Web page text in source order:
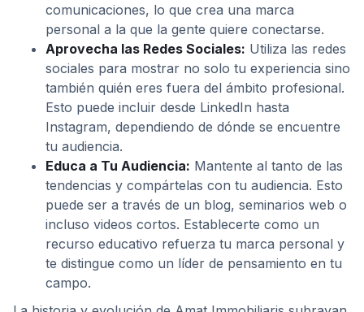
comunicaciones, lo que crea una marca
personal a la que la gente quiere conectarse.
Aprovecha las Redes Sociales: Utiliza las redes
sociales para mostrar no solo tu experiencia sino
también quién eres fuera del ámbito profesional.
Esto puede incluir desde LinkedIn hasta
Instagram, dependiendo de dónde se encuentre
tu audiencia.
Educa a Tu Audiencia: Mantente al tanto de las
tendencias y compártelas con tu audiencia. Esto
puede ser a través de un blog, seminarios web o
incluso videos cortos. Establecerte como un
recurso educativo refuerza tu marca personal y
te distingue como un líder de pensamiento en tu
campo.